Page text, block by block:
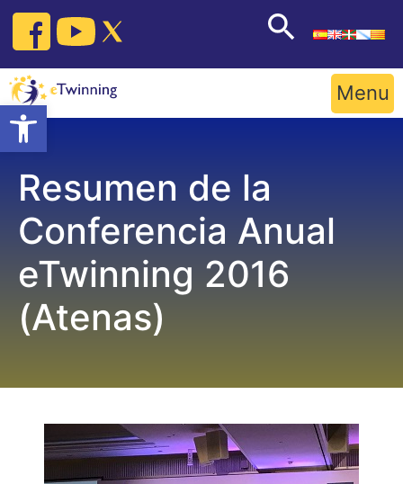
Open toolbar
Skip
content
Menu
Resumen de la
Conferencia Anual
eTwinning 2016
(Atenas)